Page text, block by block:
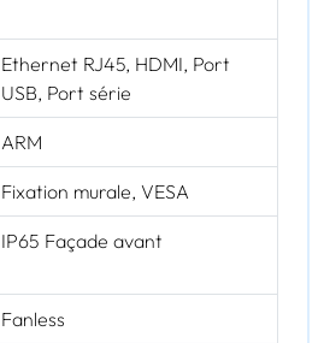
Ethernet RJ45, HDMI, Port
USB, Port série
ARM
Fixation murale, VESA
IP65 Façade avant
Fanless